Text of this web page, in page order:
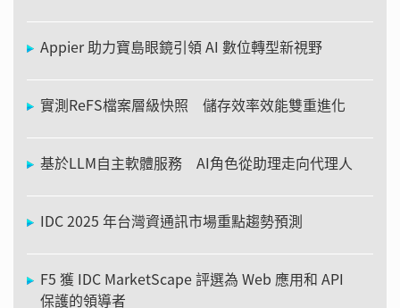
Appier 助力寶島眼鏡引領 AI 數位轉型新視野
實測ReFS檔案層級快照 儲存效率效能雙重進化
基於LLM自主軟體服務 AI角色從助理走向代理人
IDC 2025 年台灣資通訊市場重點趨勢預測
F5 獲 IDC MarketScape 評選為 Web 應用和 API
保護的領導者